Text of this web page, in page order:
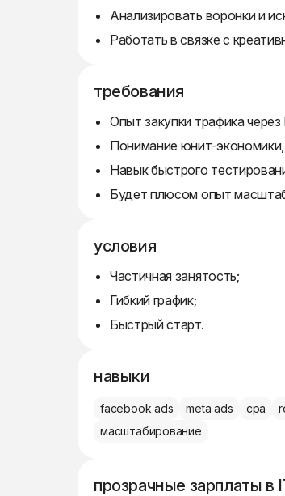
Анализировать воронки и
Работать в связке с
требования
Опыт закупки трафика
Понимание юнит-
Навык быстрого
Будет плюсом опыт
условия
Частичная занятость;
Гибкий график;
Быстрый старт.
навыки
facebook ads meta ads cpa
масштабирование
прозрачные зарплаты в